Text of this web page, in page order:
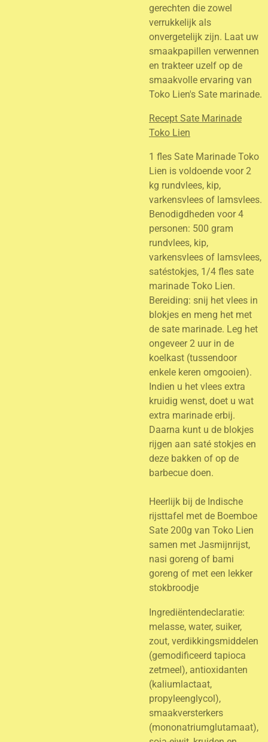
gerechten die zowel
verrukkelijk als
onvergetelijk zijn. Laat uw
smaakpapillen verwennen
en trakteer uzelf op de
smaakvolle ervaring van
Toko Lien's Sate marinade.
Recept Sate Marinade
Toko Lien
1 fles Sate Marinade Toko
Lien is voldoende voor 2
kg rundvlees, kip,
varkensvlees of lamsvlees.
Benodigdheden voor 4
personen: 500 gram
rundvlees, kip,
varkensvlees of lamsvlees,
satéstokjes, 1/4 fles sate
marinade Toko Lien.
Bereiding: snij het vlees in
blokjes en meng het met
de sate marinade. Leg het
ongeveer 2 uur in de
koelkast (tussendoor
enkele keren omgooien).
Indien u het vlees extra
kruidig wenst, doet u wat
extra marinade erbij.
Daarna kunt u de blokjes
rijgen aan saté stokjes en
deze bakken of op de
barbecue doen.
Heerlijk bij de Indische
rijsttafel met de Boemboe
Sate 200g van Toko Lien
samen met Jasmijnrijst,
nasi goreng of bami
goreng of met een lekker
stokbroodje
Ingrediëntendeclaratie:
melasse, water, suiker,
zout, verdikkingsmiddelen
(gemodificeerd tapioca
zetmeel), antioxidanten
(kaliumlactaat,
propyleenglycol),
smaakversterkers
(mononatriumglutamaat),